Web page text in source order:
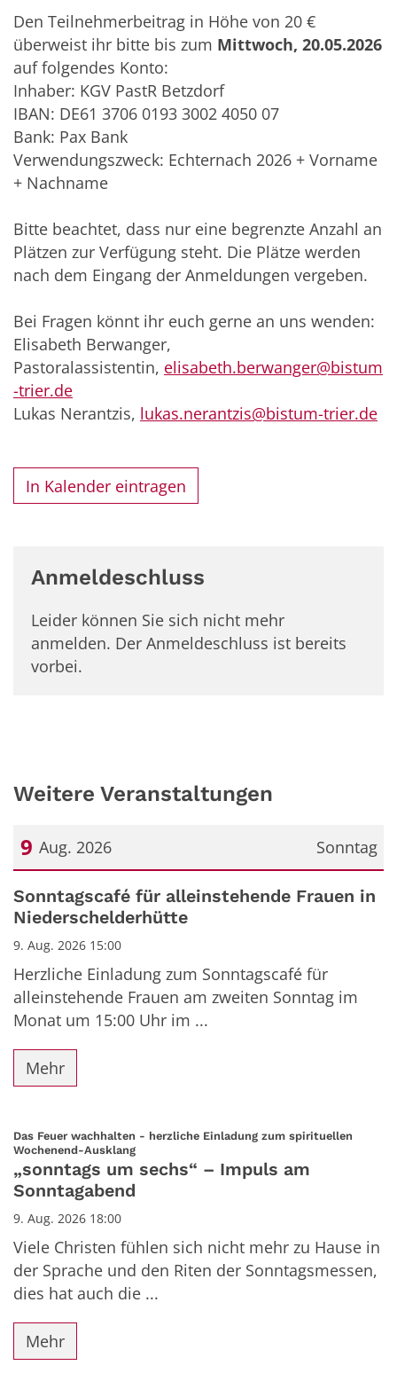
Den Teilnehmerbeitrag in Höhe von 20 €
überweist ihr bitte bis zum Mittwoch, 20.05.2026
auf folgendes Konto:
Inhaber: KGV PastR Betzdorf
IBAN: DE61 3706 0193 3002 4050 07
Bank: Pax Bank
Verwendungszweck: Echternach 2026 + Vorname
+ Nachname
Bitte beachtet, dass nur eine begrenzte Anzahl an
Plätzen zur Verfügung steht. Die Plätze werden
nach dem Eingang der Anmeldungen vergeben.
Bei Fragen könnt ihr euch gerne an uns wenden:
Elisabeth Berwanger,
Pastoralassistentin, elisabeth.berwanger@bistum
-trier.de
Lukas Nerantzis, lukas.nerantzis@bistum-trier.de
In Kalender eintragen
Anmeldeschluss
Leider können Sie sich nicht mehr
anmelden. Der Anmeldeschluss ist bereits
vorbei.
Weitere Veranstaltungen
Sonntag
9 Aug. 2026
Datum: 9. August 2026
Sonntagscafé für alleinstehende Frauen in
Niederschelderhütte
9. Aug. 2026 15:00
Herzliche Einladung zum Sonntagscafé für
alleinstehende Frauen am zweiten Sonntag im
Monat um 15:00 Uhr im ...
Mehr
Das Feuer wachhalten - herzliche Einladung zum spirituellen
Wochenend-Ausklang:
„sonntags um sechs“ – Impuls am
Sonntagabend
9. Aug. 2026 18:00
Viele Christen fühlen sich nicht mehr zu Hause in
der Sprache und den Riten der Sonntagsmessen,
dies hat auch die ...
Mehr